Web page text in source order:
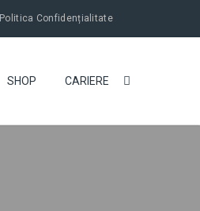
Politica Confidențialitate
SHOP CARIERE